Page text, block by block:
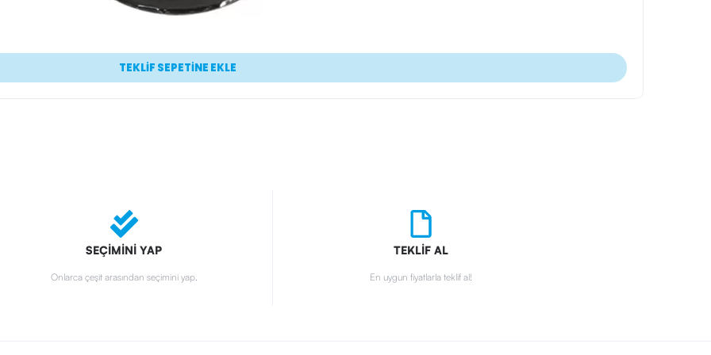
TEKLİF SEPETİNE EKLE
SEÇİMİNİ YAP
Onlarca çeşit arasından seçimini yap.
TEKLİF AL
En uygun fiyatlarla teklif al!